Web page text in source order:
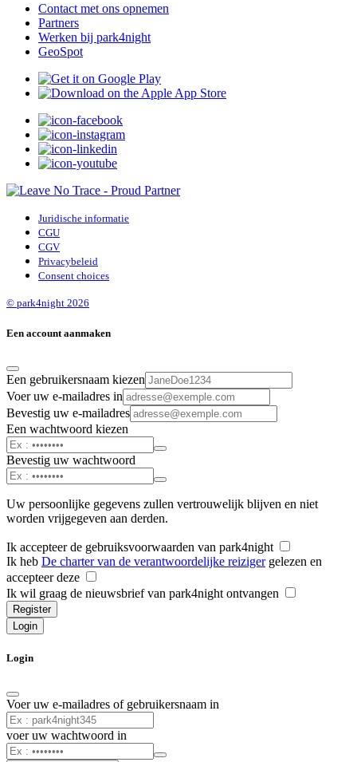
Contact met ons opnemen
Partners
Werken bij park4night
GeoSpot
Juridische informatie
CGU
CGV
Privacybeleid
Consent choices
© park4night 2026
Een account aanmaken
Een gebruikersnaam kiezen
Voer uw e-mailadres in
Bevestig uw e-mailadres
Een wachtwoord kiezen
Bevestig uw wachtwoord
Uw persoonlijke gegevens zullen vertrouwelijk blijven en niet
worden vrijgegeven aan derden.
Ik accepteer de gebruiksvoorwaarden van park4night
Ik heb De charter van de verantwoordelijke reizigergelezen en
accepteer deze
Ik wil graag de nieuwsbrief van park4night ontvangen
Register
Login
Login
Voer uw e-mailadres of gebruikersnaam in
voer uw wachtwoord in